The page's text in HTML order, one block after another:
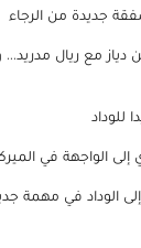
جديدة من الرجاء
دياز مع ريال
للوداد
إلى الواجهة في
الوداد في مهمة